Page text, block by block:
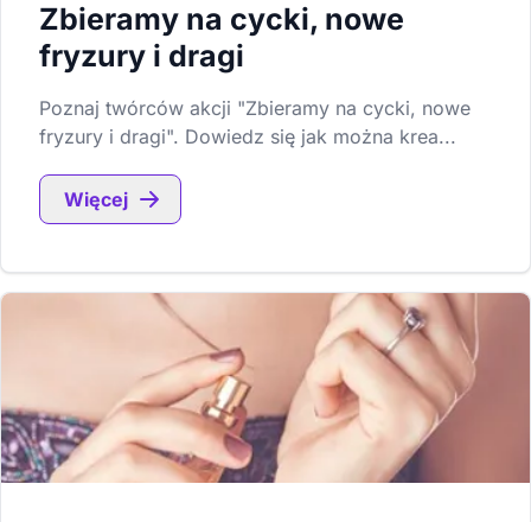
Zbieramy na cycki, nowe
fryzury i dragi
Poznaj twórców akcji "Zbieramy na cycki, nowe
fryzury i dragi". Dowiedz się jak można krea...
Więcej